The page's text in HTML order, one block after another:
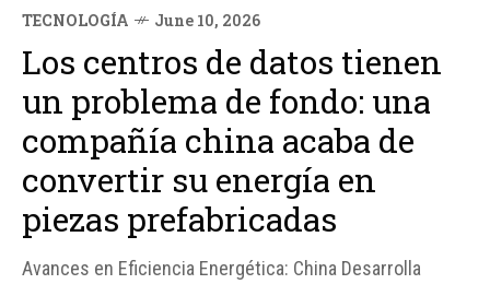
TECNOLOGÍA June 10, 2026
Los centros de datos tienen
un problema de fondo: una
compañía china acaba de
convertir su energía en
piezas prefabricadas
Avances en Eficiencia Energética: China Desarrolla